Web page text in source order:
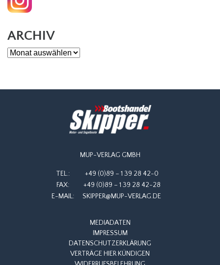
ARCHIV
Archiv
MUP-VERLAG GMBH
TEL.:
+49 (0)89 – 1 39 28 42-0
FAX:
+49 (0)89 – 1 39 28 42-28
E-MAIL:
SKIPPER@MUP-VERLAG.DE
MEDIADATEN
IMPRESSUM
DATENSCHUTZERKLÄRUNG
VERTRÄGE HIER KÜNDIGEN